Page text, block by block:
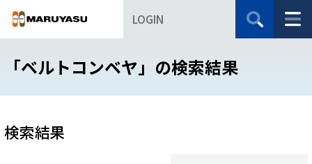
LOGIN
「ベルトコンベヤ」の検索結果
検索結果